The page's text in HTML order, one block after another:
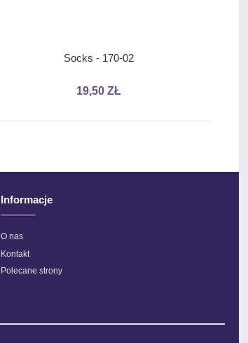
Socks - 170-02
19,50 ZŁ
Informacje
O nas
Kontakt
Polecane strony